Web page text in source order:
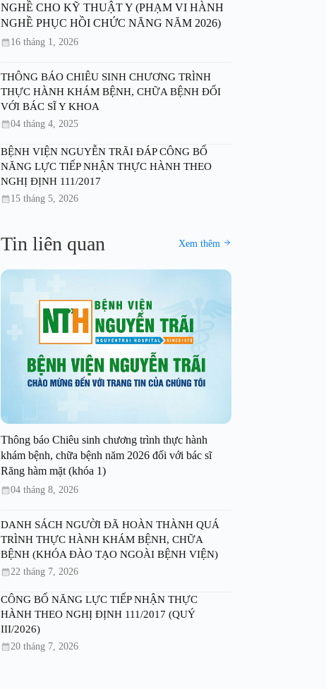
NGHỀ CHO KỸ THUẬT Y (PHẠM VI HÀNH
NGHỀ PHỤC HỒI CHỨC NĂNG NĂM 2026)
16 tháng 1, 2026
THÔNG BÁO CHIÊU SINH CHƯƠNG TRÌNH
THỰC HÀNH KHÁM BỆNH, CHỮA BỆNH ĐỐI
VỚI BÁC SĨ Y KHOA
04 tháng 4, 2025
BỆNH VIỆN NGUYỄN TRÃI ĐÁP CÔNG BỐ
NĂNG LỰC TIẾP NHẬN THỰC HÀNH THEO
NGHỊ ĐỊNH 111/2017
15 tháng 5, 2026
Tin liên quan Xem thêm
Thông báo Chiêu sinh chương trình thực hành
khám bệnh, chữa bệnh năm 2026 đối với bác sĩ
Răng hàm mặt (khóa 1)
04 tháng 8, 2026
DANH SÁCH NGƯỜI ĐÃ HOÀN THÀNH QUÁ
TRÌNH THỰC HÀNH KHÁM BỆNH, CHỮA
BỆNH (KHÓA ĐÀO TẠO NGOÀI BỆNH VIỆN)
22 tháng 7, 2026
CÔNG BỐ NĂNG LỰC TIẾP NHẬN THỰC
HÀNH THEO NGHỊ ĐỊNH 111/2017 (QUÝ
III/2026)
20 tháng 7, 2026